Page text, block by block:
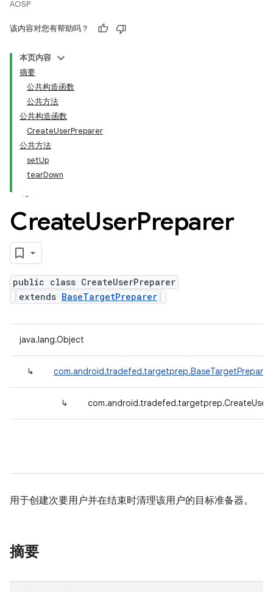
AOSP
该内容对您有帮助吗？
本页内容
摘要
公共构造函数
公共方法
公共构造函数
CreateUserPreparer
公共方法
setUp
tearDown
CreateUserPreparer
public class CreateUserPreparer
extends BaseTargetPreparer
java.lang.Object
↳ com.android.tradefed.targetprep.BaseTargetPreparer
↳
用于创建次要用户并在结束时清理该用户的目标准备器。
摘要